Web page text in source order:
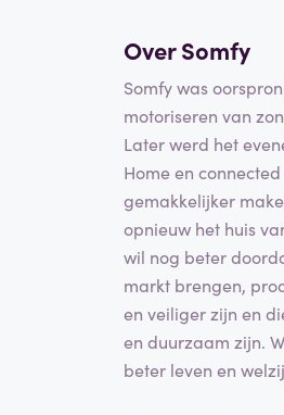
Over Somfy
Somfy was
motoriseren van
Later werd het
Home en
gemakkelijker
opnieuw het huis
wil nog beter
markt brengen,
en veiliger zijn en
en duurzaam zijn.
beter leven en